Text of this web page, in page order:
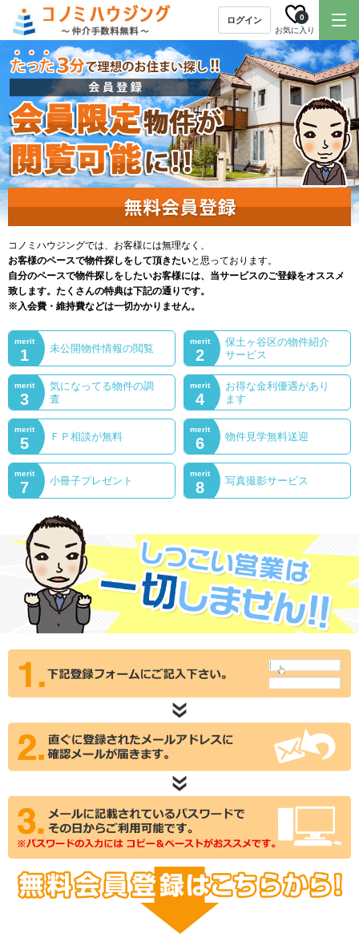
ログイン
お気に入り
0
コノミハウジングでは、お客様には無理なく、
お客様のペースで物件探しをして頂きたいと思っております。
自分のペースで物件探しをしたいお客様には、当サービスのご登録をオススメ
致します。たくさんの特典は下記の通りです。
※入会費・維持費などは一切かかりません。
merit
1 未公開物件情報の閲覧
merit
2
保土ヶ谷区の物件紹介
サービス
merit
3
気になってる物件の調
査
merit
4
お得な金利優遇があり
ます
merit
5 ＦＰ相談が無料
merit
6 物件見学無料送迎
merit
7 小冊子プレゼント
merit
8 写真撮影サービス